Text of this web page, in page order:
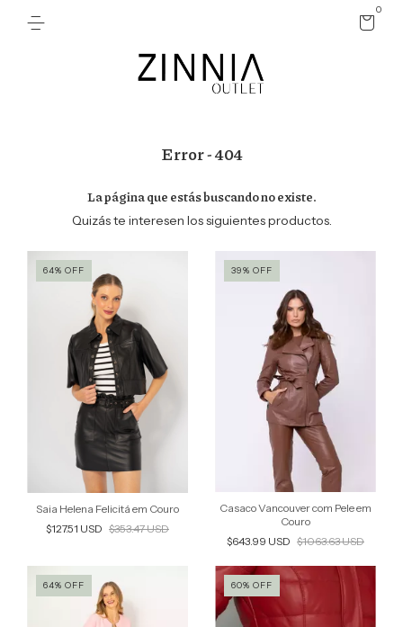
0
Error - 404
La página que estás buscando no existe.
Quizás te interesen los siguientes productos.
64% OFF
Saia Helena Felicitá em Couro
$127.51 USD $353.47 USD
39% OFF
Casaco Vancouver com Pele em
Couro
$643.99 USD $1063.63 USD
64% OFF 60% OFF